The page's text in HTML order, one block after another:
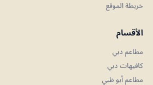
خريطة الموقع
الأقسام
مطاعم دبي
كافيهات دبي
مطاعم أبو ظبي